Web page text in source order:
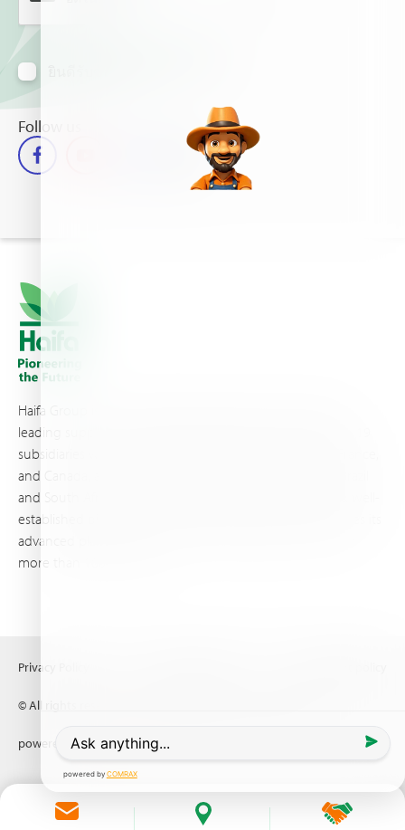
Follow us
Haifa Group is a multi-national corporation and a global
leading supplier of specialty fertilizers, operating through 19
subsidiaries worldwide, with production sites in Israel, France,
and Canada, as well as proprietary blending facilities in Brazil
and South Africa. Backed by extensive infrastructure and well-
established distribution and logistics networks, Haifa makes its
advanced plant nutrition solutions available to growers in
more than 100 countries.
© All rights reserved (2026) Haifa Negev technologies LTD
Privacy Policy
powered byComrax